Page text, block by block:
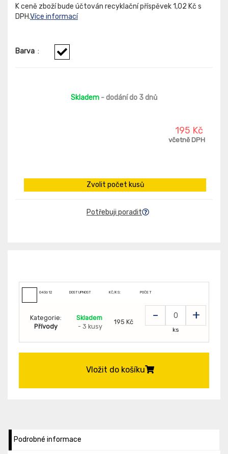
K ceně zboží bude účtován recyklační příspěvek 1,02 Kč s
DPH.Více informací
Barva :
Skladem - dodání do 3 dnů
195 Kč
včetně DPH
Zvolit počet kusů
Potřebuji poradit
043612 DOSTUPNOST KČ/KS: POČET
Kategorie:
Přívody
Skladem
- 3 kusy
195 Kč - +
ks
Vložit do košíku
Podrobné informace